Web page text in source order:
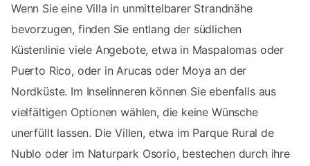
Wenn Sie eine Villa in unmittelbarer Strandnähe
bevorzugen, finden Sie entlang der südlichen
Küstenlinie viele Angebote, etwa in Maspalomas oder
Puerto Rico, oder in Arucas oder Moya an der
Nordküste. Im Inselinneren können Sie ebenfalls aus
vielfältigen Optionen wählen, die keine Wünsche
unerfüllt lassen. Die Villen, etwa im Parque Rural de
Nublo oder im Naturpark Osorio, bestechen durch ihre